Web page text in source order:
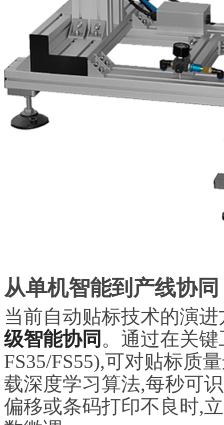
从单机智能到产线协同
当前自动贴标技术的演
级智能协同 。通过在关
FS35/FS55),可对贴标质
载深度学习算法,每秒可
偏移或条码打印不良时,